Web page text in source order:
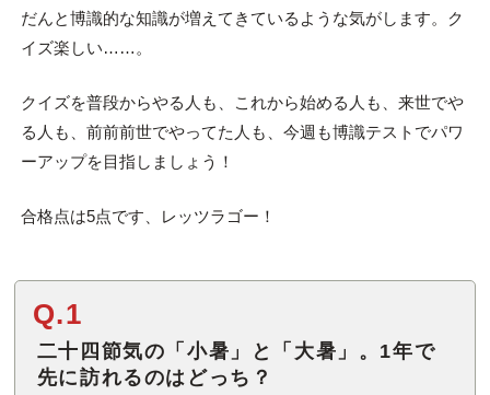
だんと博識的な知識が増えてきているような気がします。ク
イズ楽しい……。
クイズを普段からやる人も、これから始める人も、来世でや
る人も、前前前世でやってた人も、今週も博識テストでパワ
ーアップを目指しましょう！
合格点は5点です、レッツラゴー！
Q.1
二十四節気の「小暑」と「大暑」。1年で
先に訪れるのはどっち？